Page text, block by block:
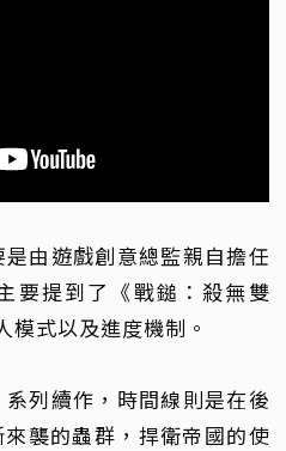
由遊戲創意總監親自擔任
要提到了《戰鎚：殺無雙
模式以及進度機制。
列續作，時間線則是在後
襲的蟲群，捍衛帝國的使